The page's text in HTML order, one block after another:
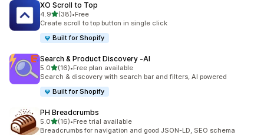
XO Scroll to Top
4.95つ星中
(38)
合計レビュー数：38件
•Free
Create scroll to top button in single click
Built for Shopify
Search & Product Discovery ‑AI
5.05つ星中
(16)
合計レビュー数：16件
•Free plan available
Search & discovery with search bar and filters, AI powered
Built for Shopify
PH Breadcrumbs
5.05つ星中
(16)
合計レビュー数：16件
•Free trial available
Breadcrumbs for navigation and good JSON-LD, SEO schema